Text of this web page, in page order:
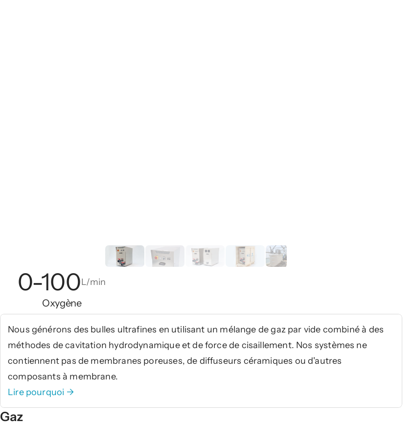
0-100L/min
Oxygène
Nous générons des bulles ultrafines en utilisant un mélange de gaz par vide combiné à des
méthodes de cavitation hydrodynamique et de force de cisaillement. Nos systèmes ne
contiennent pas de membranes poreuses, de diffuseurs céramiques ou d'autres
composants à membrane.
Lire pourquoi →
Gaz